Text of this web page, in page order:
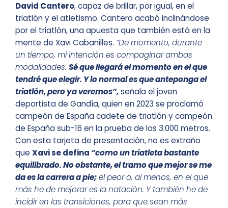
David Cantero, capaz de brillar, por igual, en el
triatlón y el atletismo. Cantero acabó inclinándose
por el triatlón, una apuesta que también está en la
mente de Xavi Cabanilles. “De momento, durante
un tiempo, mi intención es compaginar ambas
modalidades. Sé que llegará el momento en el que
tendré que elegir. Y lo normal es que anteponga el
triatlón, pero ya veremos”,señala el joven
deportista de Gandía, quien en 2023 se proclamó
campeón de España cadete de triatlón y campeón
de España sub-16 en la prueba de los 3.000 metros.
Con esta tarjeta de presentación, no es extraño
que Xavi se defina “como un triatleta bastante
equilibrado. No obstante, el tramo que mejor se me
da es la carrera a pie;el peor o, al menos, en el que
más he de mejorar es la natación. Y también he de
incidir en las transiciones, para que sean más